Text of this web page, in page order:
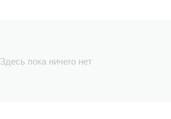
Здесь пока ничего нет